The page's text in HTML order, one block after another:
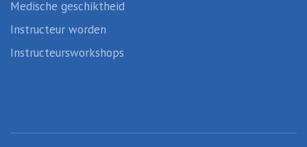
Medische geschiktheid
Instructeur worden
Instructeursworkshops